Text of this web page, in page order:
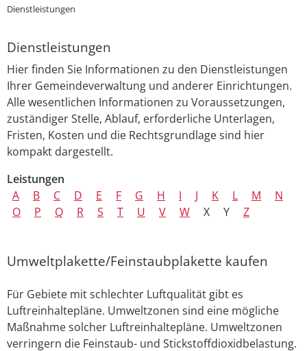
Dienstleistungen
Dienstleistungen
Hier finden Sie Informationen zu den Dienstleistungen
Ihrer Gemeindeverwaltung und anderer Einrichtungen.
Alle wesentlichen Informationen zu Voraussetzungen,
zuständiger Stelle, Ablauf, erforderliche Unterlagen,
Fristen, Kosten und die Rechtsgrundlage sind hier
kompakt dargestellt.
Leistungen
A
B C D E F G H I J K L M
N
O
P Q R S T U V W X Y Z
Umweltplakette/Feinstaubplakette kaufen
Für Gebiete mit schlechter Luftqualität gibt es
Luftreinhaltepläne. Umweltzonen sind eine mögliche
Maßnahme solcher Luftreinhaltepläne. Umweltzonen
verringern die Feinstaub- und Stickstoffdioxidbelastung.